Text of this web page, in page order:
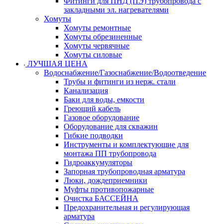
закладными эл. нагревателями
Хомуты
Хомуты ремонтные
Хомуты обрезиненные
Хомуты червячные
Хомуты силовые
ЛУЧШАЯ ЦЕНА
Водоснабжение/Газоснабжение/Водоотведение
Трубы и фитинги из нерж. стали
Канализация
Баки для воды, емкости
Греющий кабель
Газовое оборудование
Оборудование для скважин
Гибкие подводки
Инструменты и комплектующие для
монтажа ПП трубопровода
Гидроаккумуляторы
Запорная трубопроводная арматура
Люки, дождеприемники
Муфты противопожарные
Очистка БАССЕЙНА
Предохранительная и регулирующая
арматура